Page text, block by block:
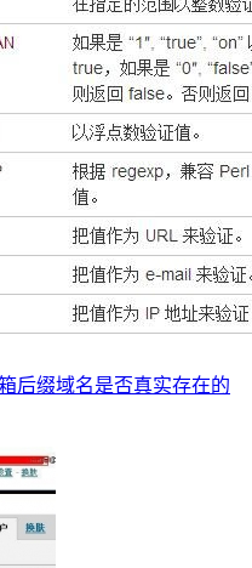
后缀域名是否真实存在的